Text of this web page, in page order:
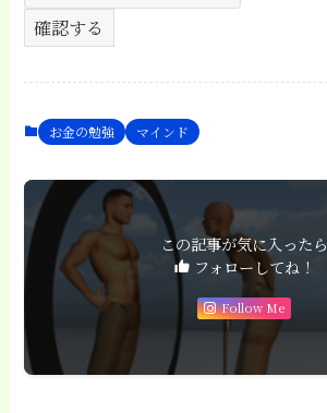
お金の勉強 マインド
この記事が気に入ったら
フォローしてね！
Follow Me